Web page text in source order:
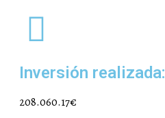
Inversión realizada:
208.060.17€